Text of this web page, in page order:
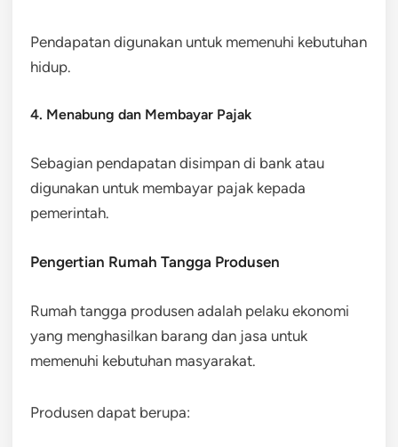
Pendapatan digunakan untuk memenuhi kebutuhan
hidup.
4. Menabung dan Membayar Pajak
Sebagian pendapatan disimpan di bank atau
digunakan untuk membayar pajak kepada
pemerintah.
Pengertian Rumah Tangga Produsen
Rumah tangga produsen adalah pelaku ekonomi
yang menghasilkan barang dan jasa untuk
memenuhi kebutuhan masyarakat.
Produsen dapat berupa: